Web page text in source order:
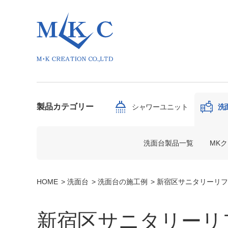
製品カテゴリー シャワーユニット 洗
洗面台製品一覧 MK
HOME 洗面台 洗面台の施工例 新宿区サニタリーリ
新宿区サニタリー